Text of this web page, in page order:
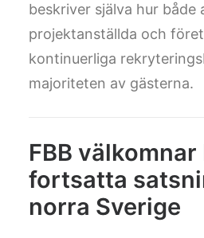
beskriver själva hur både
projektanställda och
kontinuerliga
majoriteten av gästerna.
FBB
fortsatta
norra Sverige